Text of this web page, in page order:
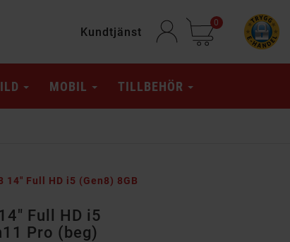
Kundtjänst
0
MOBIL TILLBEHÖR
Full HD i5 (Gen8) 8GB
Full HD i5
Pro (beg)